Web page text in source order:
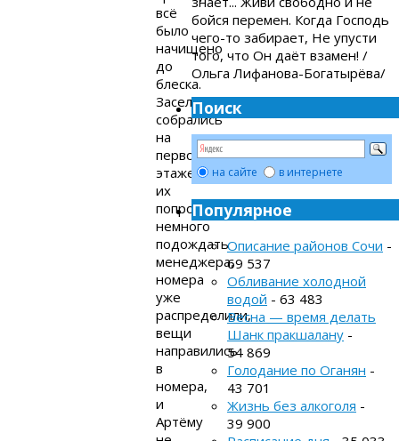
всё
было
начищено
до
блеска.
Заселяющиеся
собрались
на
первом
этаже,
их
попросили
немного
подождать
менеджера,
номера
уже
распределили,
вещи
направились
в
номера,
и
Артёму
бойся перемен. Когда Господь
чего-то забирает, Не упусти
того, что Он даёт взамен! /
Ольга Лифанова-Богатырёва/
Поиск
на сайте в интернете
Популярное
Описание районов Сочи -
69 537
Обливание холодной
водой - 63 483
Весна — время делать
Шанк пракшалану -
54 869
Голодание по Оганян -
43 701
Жизнь без алкоголя -
39 900